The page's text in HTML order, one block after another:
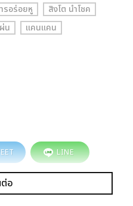
รอร่อยหู
สิงโต นำโชค
น
แคนแคน
LINE
อ